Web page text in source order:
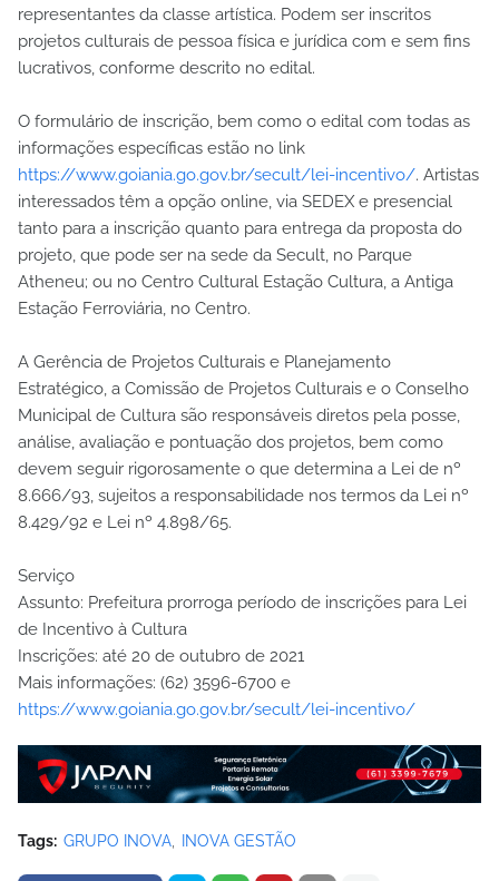
representantes da classe artística. Podem ser inscritos
projetos culturais de pessoa física e jurídica com e sem fins
lucrativos, conforme descrito no edital.
O formulário de inscrição, bem como o edital com todas as
informações específicas estão no link
https://www.goiania.go.gov.br/secult/lei-incentivo/. Artistas
interessados têm a opção online, via SEDEX e presencial
tanto para a inscrição quanto para entrega da proposta do
projeto, que pode ser na sede da Secult, no Parque
Atheneu; ou no Centro Cultural Estação Cultura, a Antiga
Estação Ferroviária, no Centro.
A Gerência de Projetos Culturais e Planejamento
Estratégico, a Comissão de Projetos Culturais e o Conselho
Municipal de Cultura são responsáveis diretos pela posse,
análise, avaliação e pontuação dos projetos, bem como
devem seguir rigorosamente o que determina a Lei de nº
8.666/93, sujeitos a responsabilidade nos termos da Lei nº
8.429/92 e Lei nº 4.898/65.
Serviço
Assunto: Prefeitura prorroga período de inscrições para Lei
de Incentivo à Cultura
Inscrições: até 20 de outubro de 2021
Mais informações: (62) 3596-6700 e
https://www.goiania.go.gov.br/secult/lei-incentivo/
Tags: GRUPO INOVA INOVA GESTÃO